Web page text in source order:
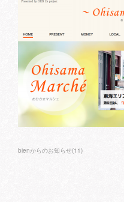
bienからのお知らせ(11)